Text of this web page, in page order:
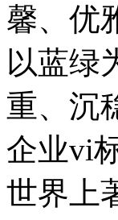
馨、优
以蓝绿
重、沉
企业vi
世界上